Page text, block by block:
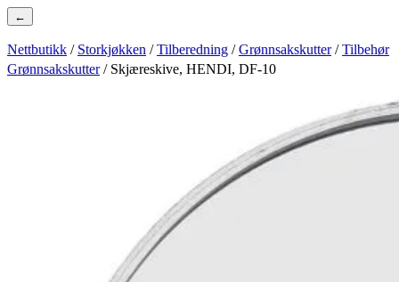
←
Nettbutikk / Storkjøkken /Tilberedning /Grønnsakskutter/Tilbehør
Grønnsakskutter/ Skjæreskive, HENDI, DF-10